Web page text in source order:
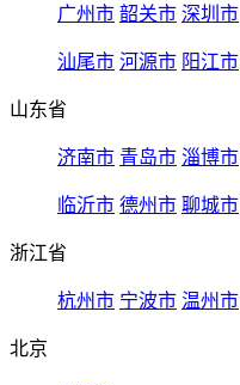
广州市 韶关市 深圳市
汕尾市 河源市 阳江市
山东省
济南市 青岛市 淄博市
临沂市 德州市 聊城市
浙江省
杭州市 宁波市 温州市
北京